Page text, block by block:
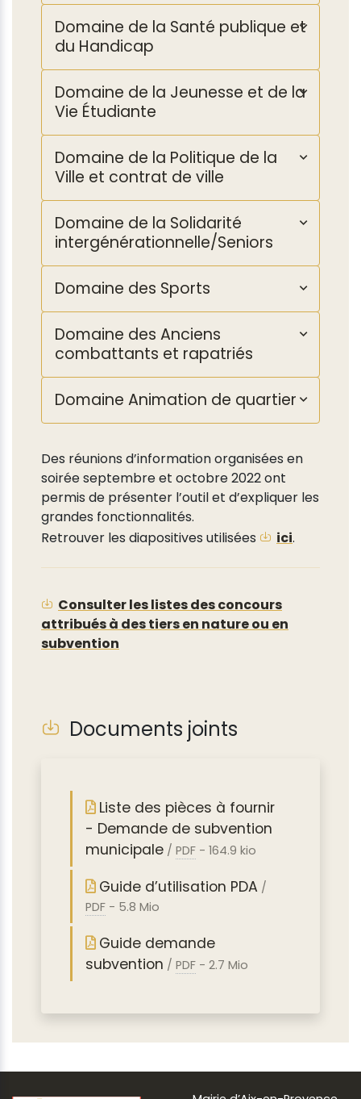
Domaine de la Santé publique et
du Handicap
Domaine de la Jeunesse et de la
Vie Étudiante
Domaine de la Politique de la
Ville et contrat de ville
Domaine de la Solidarité
intergénérationnelle/Seniors
Domaine des Sports
Domaine des Anciens
combattants et rapatriés
Domaine Animation de quartier
Des réunions d’information organisées en
soirée septembre et octobre 2022 ont
permis de présenter l’outil et d’expliquer les
grandes fonctionnalités.
Retrouver les diapositives utilisées
ici.
Consulter les listes des concours
attribués à des tiers en nature ou en
subvention
Documents joints
Liste des pièces à fournir
- Demande de subvention
municipale / PDF - 164.9 kio
Guide d’utilisation PDA /
PDF - 5.8 Mio
Guide demande
subvention / PDF - 2.7 Mio